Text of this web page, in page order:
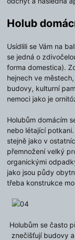
Holub
Usídlili se Vám na
se jedná o
forma domestica).
hejnech ve městech,
budovy, kulturní
nemoci jako je
Holubům domácím
nebo létající
stejně jako v
přemnožení velký
organickými
jako jsou půdy
třeba konstrukce
Holubům se často
znečišťují budovy